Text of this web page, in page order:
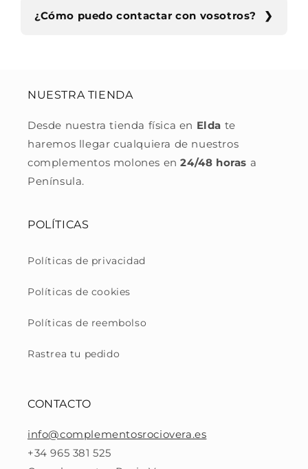
¿Cómo puedo contactar con vosotros?
NUESTRA TIENDA
Desde nuestra tienda física en Elda te
haremos llegar cualquiera de nuestros
complementos molones en24/48 horas a
Península.
POLÍTICAS
Políticas de privacidad
Políticas de cookies
Políticas de reembolso
Rastrea tu pedido
CONTACTO
info@complementosrociovera.es
+34 965 381 525